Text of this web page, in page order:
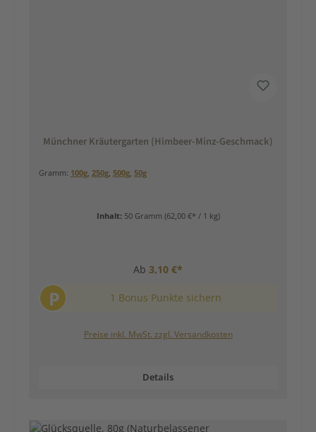
Münchner Kräutergarten (Himbeer-Minz-Geschmack)
Gramm: 100g, 250g, 500g, 50g
Inhalt: 50 Gramm (62,00 €* / 1 kg)
Ab 3,10 €*
P 1 Bonus Punkte sichern
Preise inkl. MwSt. zzgl. Versandkosten
Details